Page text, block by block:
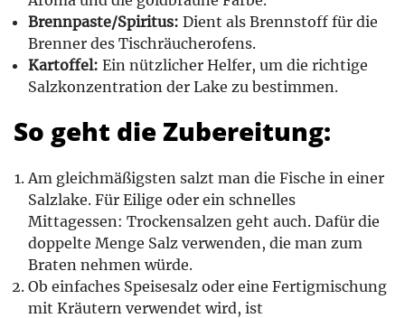
Brennpaste/Spiritus: Dient als Brennstoff für die
Brenner des Tischräucherofens.
Kartoffel: Ein nützlicher Helfer, um die richtige
Salzkonzentration der Lake zu bestimmen.
So geht die Zubereitung:
Am gleichmäßigsten salzt man die Fische in einer
Salzlake. Für Eilige oder ein schnelles
Mittagessen: Trockensalzen geht auch. Dafür die
doppelte Menge Salz verwenden, die man zum
Braten nehmen würde.
Ob einfaches Speisesalz oder eine Fertigmischung
mit Kräutern verwendet wird, ist